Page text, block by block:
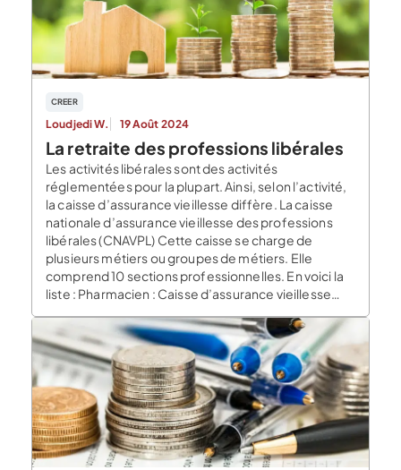
CREER
Loudjedi W. 19 Août 2024
La retraite des professions libérales
Les activités libérales sont des activités
réglementées pour la plupart. Ainsi, selon l’activité,
la caisse d’assurance vieillesse diffère. La caisse
nationale d’assurance vieillesse des professions
libérales (CNAVPL) Cette caisse se charge de
plusieurs métiers ou groupes de métiers. Elle
comprend 10 sections professionnelles. En voici la
liste : Pharmacien : Caisse d’assurance vieillesse